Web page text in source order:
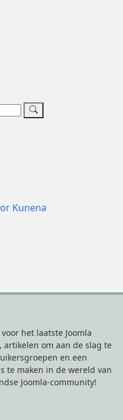
Kunena
het laatste Joomla
om aan de slag te
en een
te maken in de wereld van
Joomla-community!